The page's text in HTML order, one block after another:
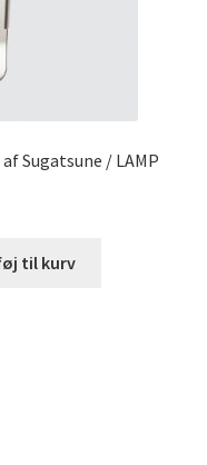
Sugatsune / LAMP
til kurv